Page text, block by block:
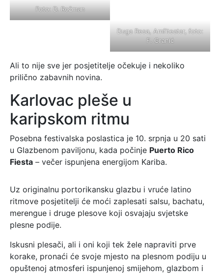
Foto: D. Rožman
Duga Resa, Amfiteatar, foto:
F. Granić
Ali to nije sve jer posjetitelje očekuje i nekoliko
prilično zabavnih novina.
Karlovac pleše u
karipskom ritmu
Posebna festivalska poslastica je 10. srpnja u 20 sati
u Glazbenom paviljonu, kada počinje Puerto Rico
Fiesta – večer ispunjena energijom Kariba.
Uz originalnu portorikansku glazbu i vruće latino
ritmove posjetitelji će moći zaplesati salsu, bachatu,
merengue i druge plesove koji osvajaju svjetske
plesne podije.
Iskusni plesači, ali i oni koji tek žele napraviti prve
korake, pronaći će svoje mjesto na plesnom podiju u
opuštenoj atmosferi ispunjenoj smijehom, glazbom i